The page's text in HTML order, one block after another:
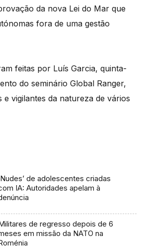
da nova Lei do Mar que
fora de uma gestão
feitas por Luís Garcia, quinta-
do seminário Global Ranger,
e vigilantes da natureza de vários
de adolescentes criadas
IA: Autoridades apelam à
de regresso depois de 6
em missão da NATO na